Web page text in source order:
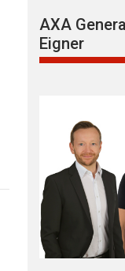
AXA
Eigner